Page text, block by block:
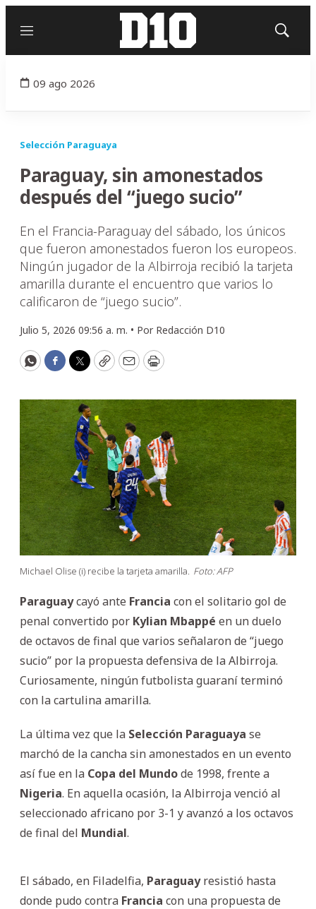
Menú
Mostrar
09 ago 2026
Selección Paraguaya
Paraguay, sin amonestados
después del “juego sucio”
En el Francia-Paraguay del sábado, los únicos
que fueron amonestados fueron los europeos.
Ningún jugador de la Albirroja recibió la tarjeta
amarilla durante el encuentro que varios lo
calificaron de “juego sucio”.
Julio 5, 2026 09:56 a. m. • Por Redacción D10
WhatsApp
Facebook
Twitter
CopyEmailPrint
Michael Olise (i) recibe la tarjeta amarilla. Foto: AFP
Paraguaycayó ante Francia con el solitario gol de
penal convertido por Kylian Mbappé en un duelo
de octavos de final que varios señalaron de “juego
sucio” por la propuesta defensiva de la Albirroja.
Curiosamente, ningún futbolista guaraní terminó
con la cartulina amarilla.
La última vez que la Selección Paraguaya se
marchó de la cancha sin amonestados en un evento
así fue en la Copa del Mundode 1998, frente a
Nigeria. En aquella ocasión, la Albirroja venció al
seleccionado africano por 3-1 y avanzó a los octavos
de final del Mundial.
El sábado, en Filadelfia, Paraguayresistió hasta
donde pudo contra Francia con una propuesta de